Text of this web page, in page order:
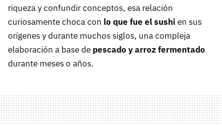
riqueza y confundir conceptos, esa relación
curiosamente choca con lo que fue el sushi en sus
orígenes y durante muchos siglos, una compleja
elaboración a base de pescado y arroz fermentado
durante meses o años.